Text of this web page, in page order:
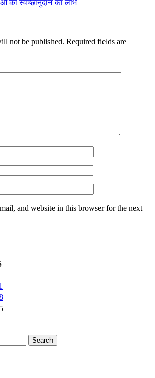
को स्वेच्छानुदान का लाभ
not be published. Required fields are
and website in this browser for the next